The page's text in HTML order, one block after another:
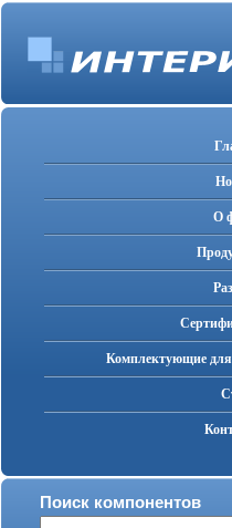
О
Комплектующие
Поиск компонентов